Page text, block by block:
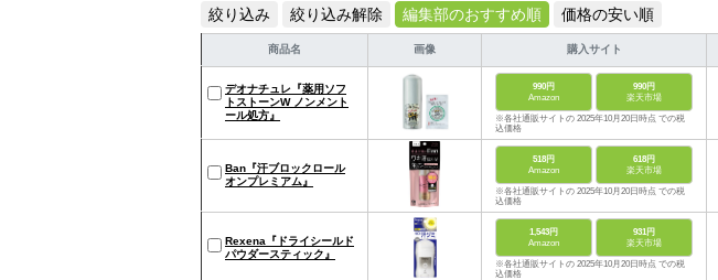
絞り込み 絞り込み解除 編集部のおすすめ順 価格の安い順
商品名 画像 購入サイト
デオナチュレ『薬用ソフ
トストーンW ノンメント
ール処方』
990円
Amazon
990円
楽天市場
※各社通販サイトの 2025年10月20日時点 での税
込価格
Ban『汗ブロックロール
オンプレミアム』
518円
Amazon
618円
楽天市場
※各社通販サイトの 2025年10月20日時点 での税
込価格
Rexena『ドライシールド
パウダースティック』
1,543円
Amazon
931円
楽天市場
※各社通販サイトの 2025年10月20日時点 での税
込価格